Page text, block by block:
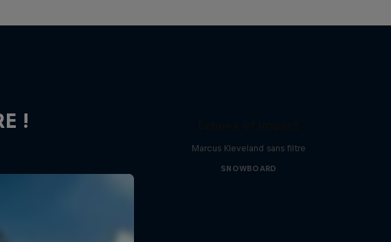
!
Marcus Kleveland sans filtre
SNOWBOARD